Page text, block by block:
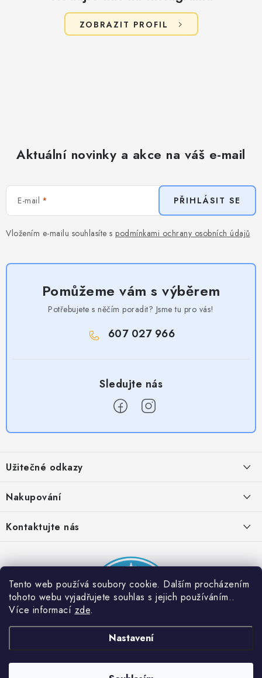
Tento web používá soubory cookie. Dalším procházením
tohoto webu vyjadřujete souhlas s jejich používáním..
Více informací zde.
Nastavení
ZOBRAZIT PROFIL
Aktuální novinky a akce na váš e-mail
E-mail
Vložením e-mailu souhlasíte s podmínkami ochrany osobních údajů
PŘIHLÁSIT SE
Pomůžeme vám s výběrem
Potřebujete s něčím poradit? Jsme tu pro vás!
607 027 966
p
a
Užitečné odkazy
Provizní systém
Partner stránek: Super plecháček
Nakupování
Podmínky akce 2 + 1 zdarma
Kontaktujte nás